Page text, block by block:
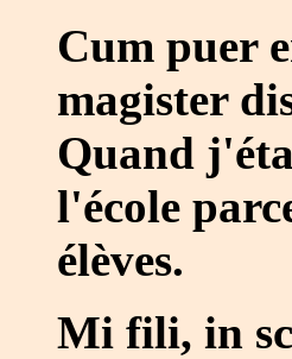
Cum puer
magister
Quand
l'école
élèves.
Mi fili, in